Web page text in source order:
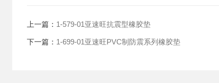
上一篇： 1-579-01亚速旺抗震型橡胶垫
下一篇： 1-699-01亚速旺PVC制防震系列橡胶垫